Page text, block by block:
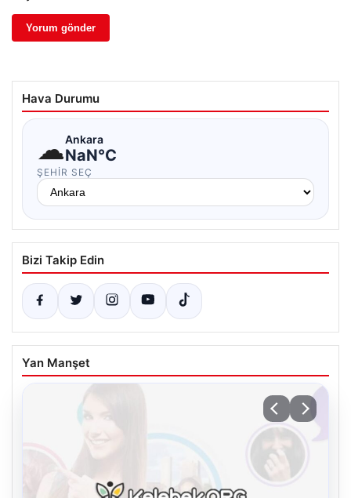
Hava Durumu
☁Ankara
NaN°C
ŞEHIR SEÇ
Bizi Takip Edin
Yan Manşet